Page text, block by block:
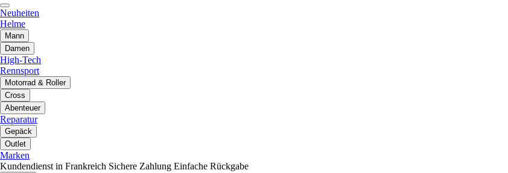
Neuheiten
Helme
Mann
Damen
High-Tech
Rennsport
Motorrad & Roller
Cross
Abenteuer
Reparatur
Gepäck
Outlet
Marken
Kundendienst in Frankreich Sichere Zahlung Einfache Rückgabe